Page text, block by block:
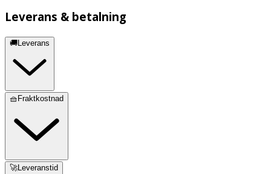
Leverans & betalning
🚚Leverans
🧺Fraktkostnad
🚀Leveranstid